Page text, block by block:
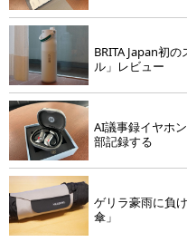
BRITA Japan初
ル」レビュー
AI議事録イヤホ
部記録する
ゲリラ豪雨に負
傘」